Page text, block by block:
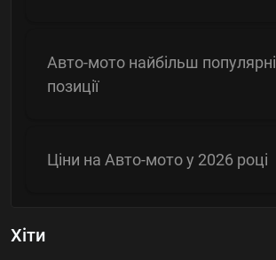
Авто-мото найбільш популярні
позиції
Ціни на Авто-мото у 2026 році
Хіти